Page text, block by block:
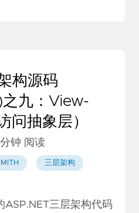
构源码
九：View-
问抽象层）
分钟 阅读
三层架构
ASP.NET三层架构代码